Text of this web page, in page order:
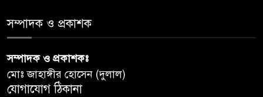
পেশ
৬
সম্পাদক ও প্রকাশক
সম্পাদক ও প্রকাশকঃ
মোঃ জাহাঙ্গীর হোসেন (দুলাল)
যোগাযোগ ঠিকানা